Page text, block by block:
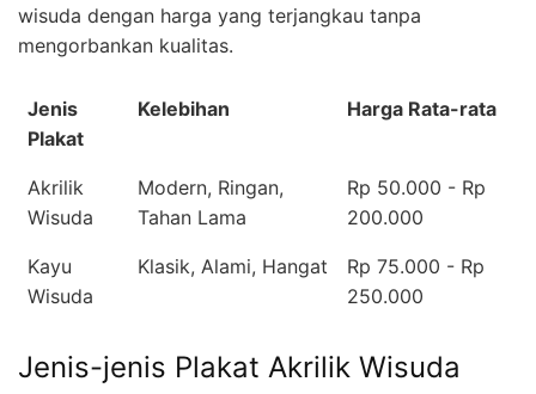
wisuda dengan harga yang terjangkau tanpa
mengorbankan kualitas.
Jenis
Plakat
Kelebihan Harga Rata-rata
Akrilik
Wisuda
Modern, Ringan,
Tahan Lama
Rp 50.000 - Rp
200.000
Kayu
Wisuda
Klasik, Alami, Hangat
Rp 75.000 - Rp
250.000
Jenis-jenis Plakat Akrilik Wisuda